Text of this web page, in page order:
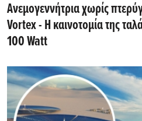
Ανεμογεννήτρια χωρίς
Vortex - Η καινοτομία της
100 Watt